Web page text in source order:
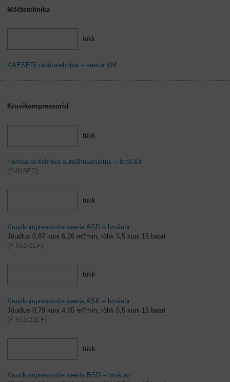
Mõõtetehnika
tükk
KAESERi mõõtetehnika – seeria KM
Kruvikompressorid
tükk
Hambaravitehnika suruõhuvarustus – brošüür
(P-815ED)
tükk
Kruvikompressorite seeria ASD – brošüür
Jõudlus 0,87 kuni 6,26 m³/min, rõhk 5,5 kuni 15 baari
(P-651/2EF)
tükk
Kruvikompressorite seeria ASK – brošüür
Jõudlus 0,79 kuni 4,65 m³/min, rõhk 5,5 kuni 15 baari
(P-651/23EF)
tükk
Kruvikompressorite seeria BSD – brošüür